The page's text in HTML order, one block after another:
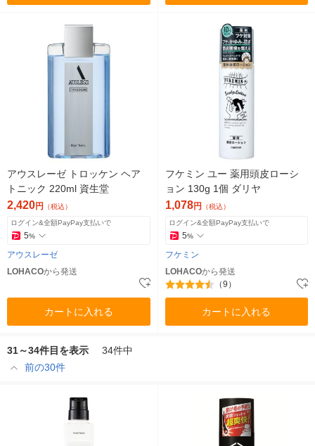
アウスレーゼ トロッケン ヘア
トニック 220ml 資生堂
2,420円 （税込）
ログイン&全額PayPay支払いで
5%
アウスレーゼ
LOHACOから発送
カートに入れる
フケミン ユー 薬用頭皮ローシ
ョン 130g 1個 ダリヤ
1,078円 （税込）
ログイン&全額PayPay支払いで
5%
フケミン
LOHACOから発送
（9）
カートに入れる
31～34件目を表示
34件中
前の30件